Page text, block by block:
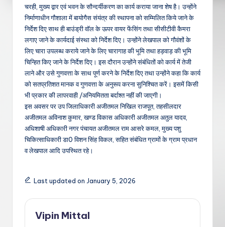
चरही, मुख्य द्वार एवं भवन के सौन्दर्यीकरण का कार्य कराया जाना शेष है। उन्होंने
निर्माणाधीन गौशाला में बायोगैस संयंत्र की स्थापना को सम्मिलित किये जाने के
निर्देश दिए साथ ही बाउंड्री वॉल के ऊपर वायर फेंसिंग तथा सीसीटीवी कैमरा
लगाए जाने के कार्यदाई संस्था को निर्देश दिए। उन्होंने लेखपाल को गौवंशों के
लिए चारा उपलब्ध कराये जाने के लिए चारागाह की भूमि तथा हड़वाड़ की भूमि
चिन्हित किए जाने के निर्देश दिए। इस दौरान उन्होंने संबंधितों को कार्य में तेजी
लाने और उसे गुणवत्ता के साथ पूर्ण करने के निर्देश दिए तथा उन्होंने कहा कि कार्य
को सतप्रतिशत मानक व गुणवत्ता के अनुरूप करना सुनिश्चित करें। इसमें किसी
भी प्रकार की लापरवाही /अनियमितता बर्दाश्त नहीं की जाएगी।
इस अवसर पर उप जिलाधिकारी अजीतमल निखिल राजपूत, तहसीलदार
अजीतमल अविनाश कुमार, खण्ड विकास अधिकारी अजीतमल अतुल यादव,
अधिशाषी अधिकारी नगर पंचायत अजीतमल राम आसरे कमल, मुख्य पशु
चिकित्साधिकारी डा0 विशन सिंह विकल, सहित संबंधित ग्रामों के ग्राम प्रधान
व लेखपाल आदि उपस्थित रहे।
Last updated on January 5, 2026
Vipin Mittal